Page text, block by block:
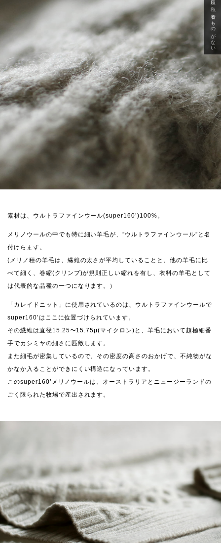
素材は、ウルトラファインウール(super160’)100%。
メリノウールの中でも特に細い羊毛が、”ウルトラファインウール”と名
付けらます。
(メリノ種の羊毛は、繊維の太さが平均していることと、他の羊毛に比
べて細く、巻縮(クリンプ)が規則正しい縮れを有し、衣料の羊毛として
は代表的な品種の一つになります。）
「カレイドニット」に使用されているのは、ウルトラファインウールで
super160’はここに位置づけられています。
その繊維は直径15.25〜15.75μ(マイクロン)と、羊毛において超極細番
手でカシミヤの細さに匹敵します。
また細毛が密集しているので、その密度の高さのおかげで、不純物がな
かなか入ることができにくい構造になっています。
このsuper160’メリノウールは、オーストラリアとニュージーランドの
ごく限られた牧場で産出されます。
急に秋、着るものがない